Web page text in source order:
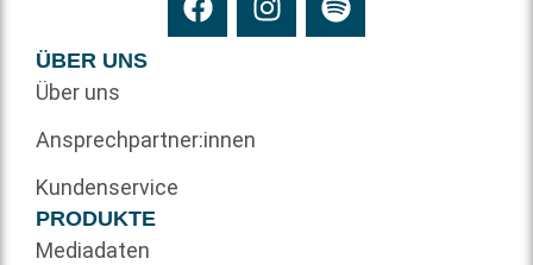
ÜBER UNS
Über uns
Ansprechpartner:innen
Kundenservice
PRODUKTE
Mediadaten